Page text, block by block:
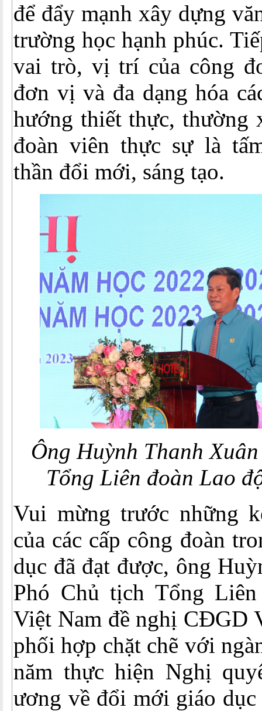
để đẩy mạnh xây dựng
trường học hạnh phúc.
vai trò, vị trí của công
đơn vị và đa dạng hóa
hướng thiết thực, thường
đoàn viên thực sự là
thần đổi mới, sáng tạo.
Ông Huỳnh Thanh
Tổng Liên đoàn Lao
Vui mừng trước những
của các cấp công đoàn
dục đã đạt được, ông
Phó Chủ tịch Tổng
Việt Nam đề nghị CĐGD
phối hợp chặt chẽ với
năm thực hiện Nghị
ương về đổi mới giáo